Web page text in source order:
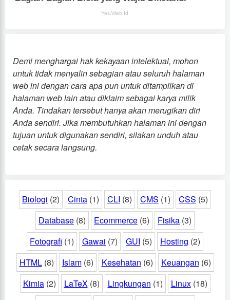
Demi menghargai hak kekayaan intelektual, mohon
untuk tidak menyalin sebagian atau seluruh halaman
web ini dengan cara apa pun untuk ditampilkan di
halaman web lain atau diklaim sebagai karya milik
Anda. Tindakan tersebut hanya akan merugikan diri
Anda sendiri. Jika membutuhkan halaman ini dengan
tujuan untuk digunakan sendiri, silakan unduh atau
cetak secara langsung.
Biologi (2) Cinta (1) CLI (8) CMS (1) CSS (5)
Database (8) Ecommerce (6) Fisika (3)
Fotografi (1) Gawai (7) GUI (5) Hosting (2)
HTML (8) Islam (6) Kesehatan (6) Keuangan (6)
Kimia (2) LaTeX (8) Lingkungan (1) Linux (18)